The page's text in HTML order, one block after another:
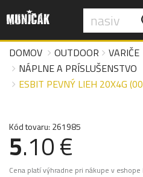
DOMOV
OUTDOOR
VARIČE
NÁPLNE A PRÍSLUŠENSTVO
ESBIT PEVNÝ LIEH 20X4G
Kód tovaru: 261985
5.10 €
Cena platí výhradne pri nákupe v